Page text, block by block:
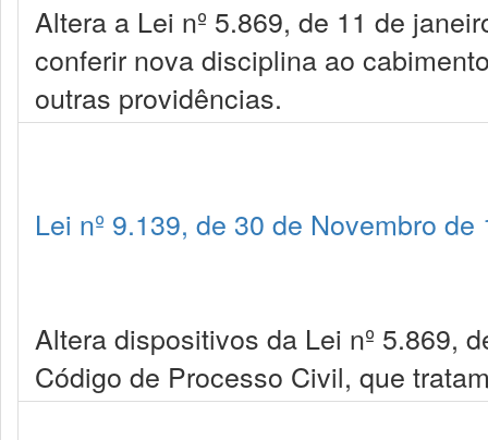
Altera a Lei nº 5.869, de 11 de
conferir nova disciplina ao
outras providências.
Lei nº 9.139, de 30 de Novembro de
Altera dispositivos da Lei nº 5.869,
Código de Processo Civil, que